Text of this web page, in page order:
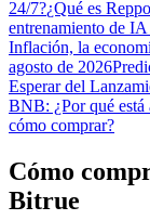
24/7?¿Qué es
entrenamiento de IA
Inflación, la
agosto de 2026
Esperar del
BNB: ¿Por qué está
cómo comprar?
Cómo
Bitrue